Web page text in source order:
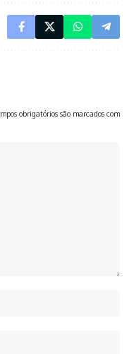
obrigatórios são marcados com